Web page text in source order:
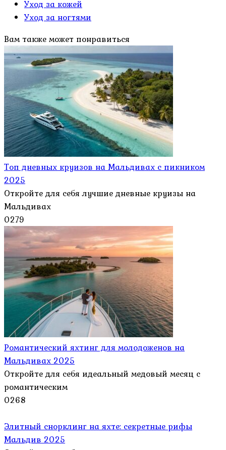
Уход за кожей
Уход за ногтями
Вам также может понравиться
Топ дневных круизов на Мальдивах с пикником
2025
Откройте для себя лучшие дневные круизы на
Мальдивах
0279
Романтический яхтинг для молодоженов на
Мальдивах 2025
Откройте для себя идеальный медовый месяц с
романтическим
0268
Элитный снорклинг на яхте: секретные рифы
Мальдив 2025